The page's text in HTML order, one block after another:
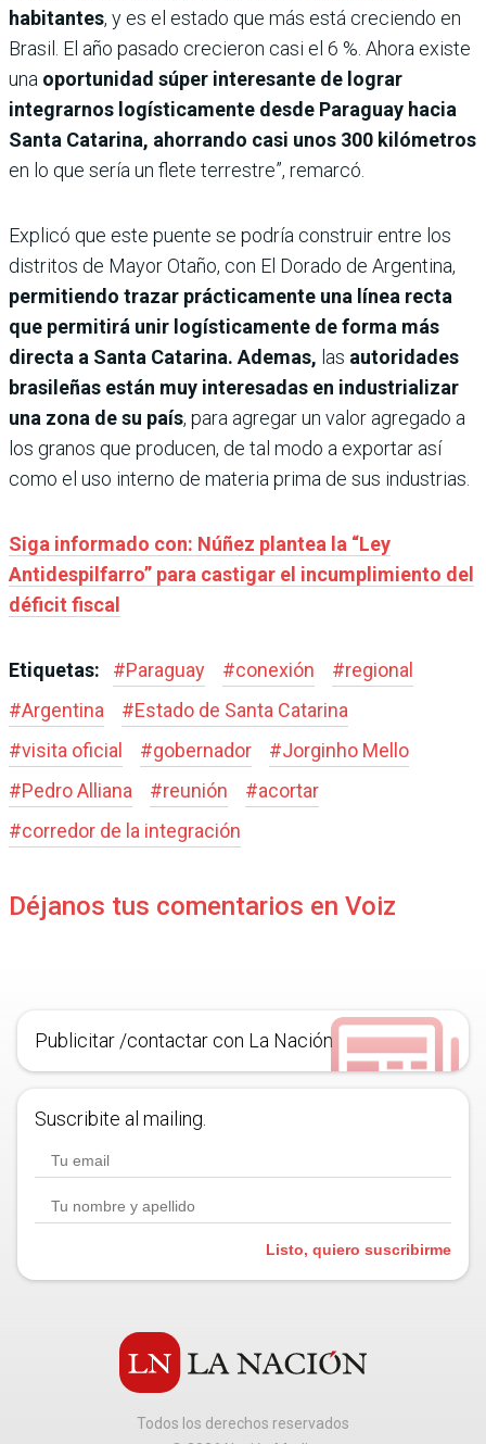
habitantes, y es el estado que más está creciendo en
Brasil. El año pasado crecieron casi el 6 %. Ahora existe
una oportunidad súper interesante de lograr
integrarnos logísticamente desde Paraguay hacia
Santa Catarina, ahorrando casi unos 300 kilómetros
en lo que sería un flete terrestre”, remarcó.
Explicó que este puente se podría construir entre los
distritos de Mayor Otaño, con El Dorado de Argentina,
permitiendo trazar prácticamente una línea recta
que permitirá unir logísticamente de forma más
directa a Santa Catarina. Ademas, las autoridades
brasileñas están muy interesadas en industrializar
una zona de su país, para agregar un valor agregado a
los granos que producen, de tal modo a exportar así
como el uso interno de materia prima de sus industrias.
Siga informado con: Núñez plantea la “Ley
Antidespilfarro” para castigar el incumplimiento del
déficit fiscal
Etiquetas: #Paraguay #conexión #regional
#Argentina #Estado de Santa Catarina
#visita oficial #gobernador #Jorginho Mello
#Pedro Alliana #reunión #acortar
#corredor de la integración
Déjanos tus comentarios en Voiz
Publicitar /contactar con La Nación
Suscribite al mailing.
Listo, quiero suscribirme
Todos los derechos reservados